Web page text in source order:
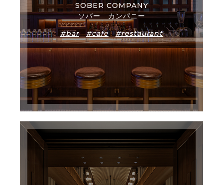
SOBER COMPANY
ソバー カンパニー
#bar
#cafe #restaurant